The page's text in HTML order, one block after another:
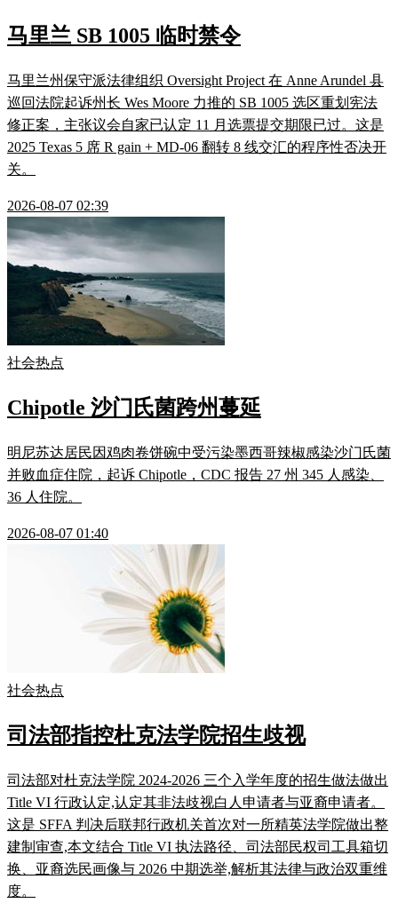
马里兰 SB 1005 临时禁令
马里兰州保守派法律组织 Oversight Project 在 Anne Arundel 县
巡回法院起诉州长 Wes Moore 力推的 SB 1005 选区重划宪法
修正案，主张议会自家已认定 11 月选票提交期限已过。这是
2025 Texas 5 席 R gain + MD-06 翻转 8 线交汇的程序性否决开
关。
2026-08-07 02:39
社会热点
Chipotle 沙门氏菌跨州蔓延
明尼苏达居民因鸡肉卷饼碗中受污染墨西哥辣椒感染沙门氏菌
并败血症住院，起诉 Chipotle，CDC 报告 27 州 345 人感染、
36 人住院。
2026-08-07 01:40
社会热点
司法部指控杜克法学院招生歧视
司法部对杜克法学院 2024-2026 三个入学年度的招生做法做出
Title VI 行政认定,认定其非法歧视白人申请者与亚裔申请者。
这是 SFFA 判决后联邦行政机关首次对一所精英法学院做出整
建制审查,本文结合 Title VI 执法路径、司法部民权司工具箱切
换、亚裔选民画像与 2026 中期选举,解析其法律与政治双重维
度。